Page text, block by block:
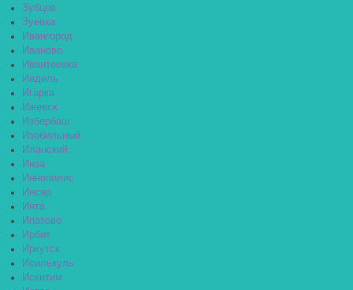
Зубцов
Зуевка
Ивангород
Иваново
Ивантеевка
Ивдель
Игарка
Ижевск
Избербаш
Изобильный
Иланский
Инза
Иннополис
Инсар
Инта
Ипатово
Ирбит
Иркутск
Исилькуль
Искитим